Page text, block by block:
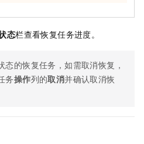
态栏查看恢复任务进度。
态的恢复任务，如需取消恢复，
务操作列的取消并确认取消恢